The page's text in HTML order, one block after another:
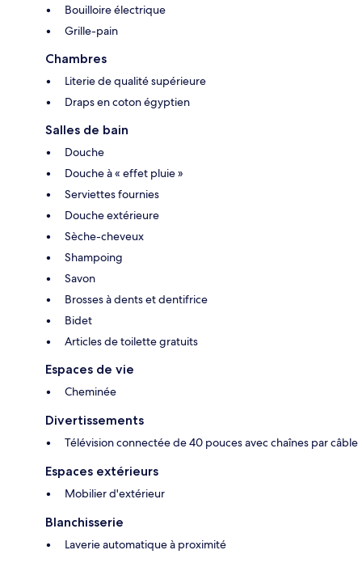
Bouilloire électrique
Grille-pain
Chambres
Literie de qualité supérieure
Draps en coton égyptien
Salles de bain
Douche
Douche à « effet pluie »
Serviettes fournies
Douche extérieure
Sèche-cheveux
Shampoing
Savon
Brosses à dents et dentifrice
Bidet
Articles de toilette gratuits
Espaces de vie
Cheminée
Divertissements
Télévision connectée de 40 pouces avec chaînes par câble
Espaces extérieurs
Mobilier d'extérieur
Blanchisserie
Laverie automatique à proximité